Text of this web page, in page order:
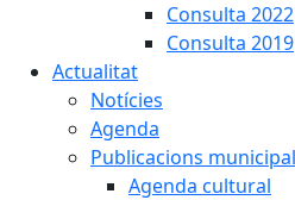
Consulta 2022
Consulta 2019
Actualitat
Notícies
Agenda
Publicacions
Agenda cultural